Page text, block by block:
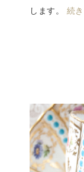
します。 続